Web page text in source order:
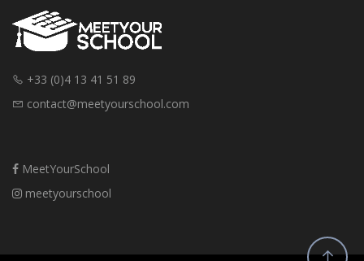
+33 (0)4 13 41 51 89
contact@meetyourschool.com
MeetYourSchool
meetyourschool